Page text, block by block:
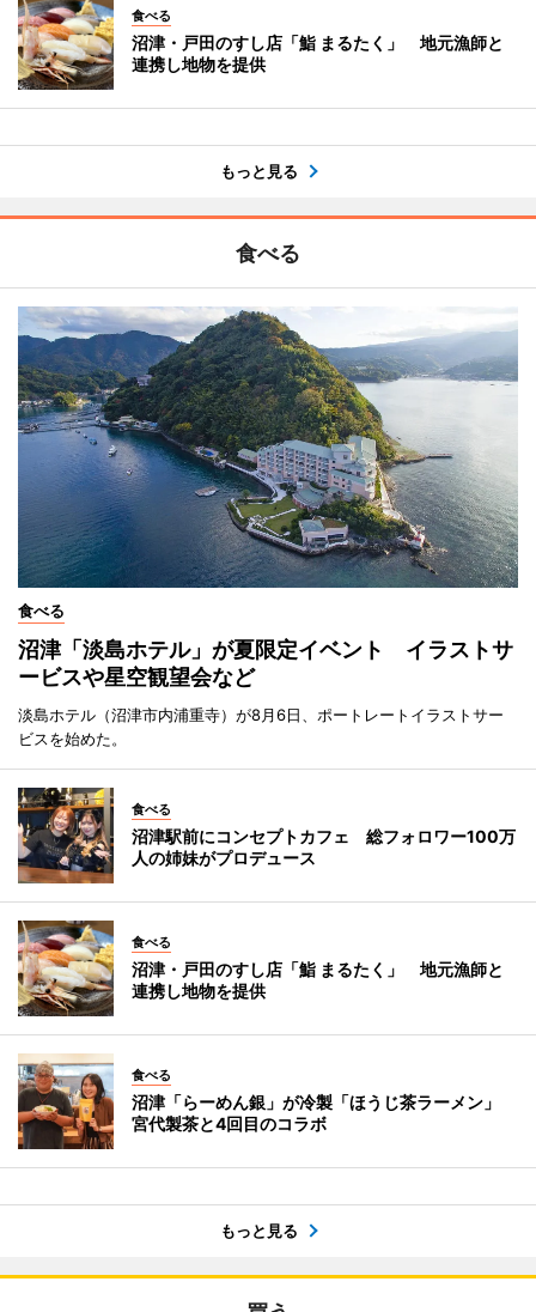
食べる
沼津・戸田のすし店「鮨 まるたく」 地元漁師と
連携し地物を提供
もっと見る
食べる
食べる
沼津「淡島ホテル」が夏限定イベント イラストサ
ービスや星空観望会など
淡島ホテル（沼津市内浦重寺）が8月6日、ポートレートイラストサー
ビスを始めた。
食べる
沼津駅前にコンセプトカフェ 総フォロワー100万
人の姉妹がプロデュース
食べる
沼津・戸田のすし店「鮨 まるたく」 地元漁師と
連携し地物を提供
食べる
沼津「らーめん銀」が冷製「ほうじ茶ラーメン」
宮代製茶と4回目のコラボ
もっと見る